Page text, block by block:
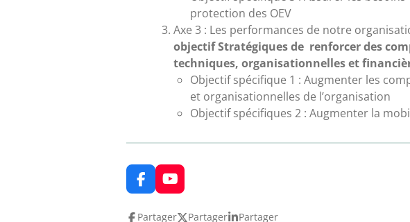
protection des OEV
Axe 3 : Les performances de notre
objectifStratégiquesde renforcer des
techniques, organisationnelles et
Objectif spécifique 1 : Augmenter les
et organisationnelles de l’organisation
Objectif spécifiques 2 : Augmenter la
F
a
c
Y
o
Partager Partager Partager